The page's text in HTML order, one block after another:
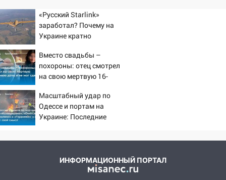
цифровой ПЦР
15:47
Ульяновцы могут вернуть деньги
за абонементы закрывшегося фитнес-
клуба «Рекорд-Fitness»
15:34
После вмешательства
прокуратуры в селах Ульяновской
области привели в порядок детские
площадки
15:27
Прокуратура проверяет
проверки обновили разметку на
пешеходных переходах
«Русский Starlink»
заработал? Почему на
Украине кратно
попаданий по объектам
ВСУ
Вместо свадьбы –
похороны: отец смотрел
на свою мертвую 16-
сдержать слезы
Масштабный удар по
Одессе и портам на
Украине: Последние
ИНФОРМАЦИОННЫЙ ПОРТАЛ